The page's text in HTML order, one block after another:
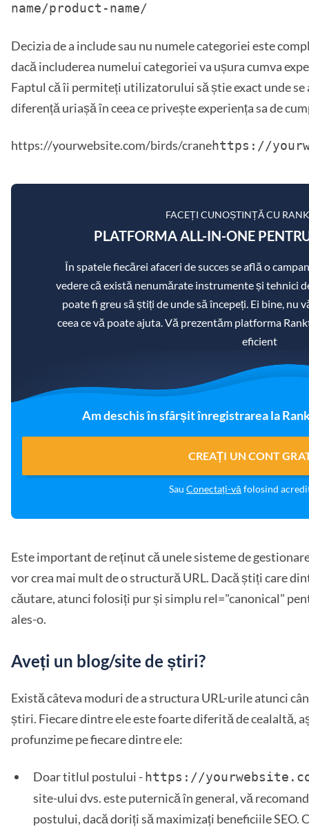
name/product-name/
Decizia de a include sau nu numele categoriei este
dacă includerea numelui categoriei va ușura cumva
Faptul că îi permiteți utilizatorului să știe exact unde se
diferență uriașă în ceea ce privește experiența sa de
https://yourwebsite.com/birds/cranehttps://
FACEȚI CUNOȘTINȚĂ CU
PLATFORMA ALL-IN-ONE
În spatele fiecărei afaceri de succes se află o
vedere că există nenumărate instrumente și tehnici
poate fi greu să știți de unde să începeți. Ei bine, nu
ceea ce vă poate ajuta. Vă prezentăm platforma
eficient
Am deschis în sfârșit înregistrarea la
CREAȚI UN CONT
Sau Conectați-vă folosind
Este important de reținut că unele sisteme de
vor crea mai mult de o structură URL. Dacă știți care
căutare, atunci folosiți pur și simplu rel="canonical"
ales-o.
Aveți un blog/site de știri?
Există câteva moduri de a structura URL-urile atunci
știri. Fiecare dintre ele este foarte diferită de cealaltă,
profunzime pe fiecare dintre ele:
Doar titlul postului - https://
site-ului dvs. este puternică în general, vă
postului, dacă doriți să maximizați beneficiile SEO.